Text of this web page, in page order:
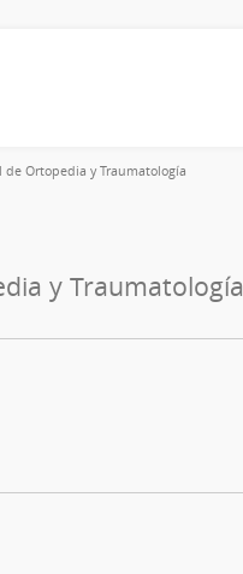
Ortopedia y Traumatología
y Traumatología